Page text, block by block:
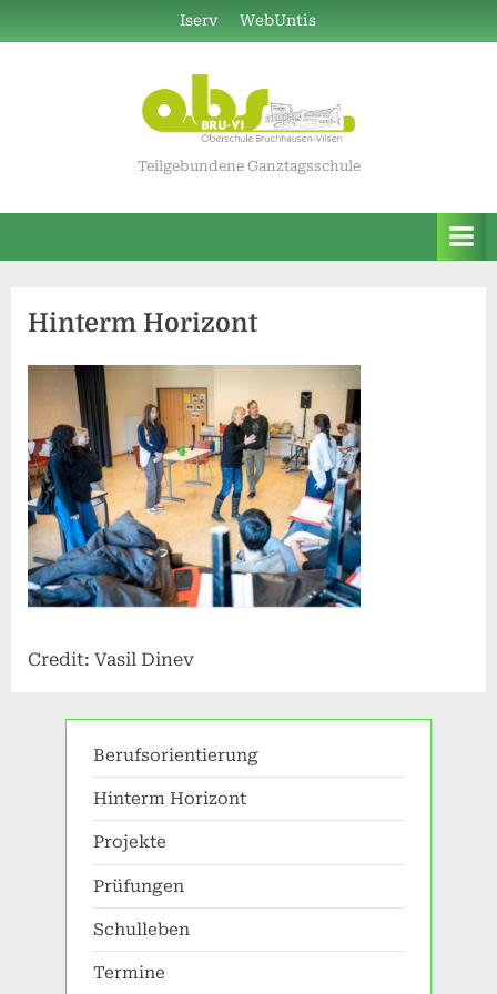
to
Iserv WebUntis
Teilgebundene Ganztagsschule
Hinterm Horizont
Credit: Vasil Dinev
Berufsorientierung
Hinterm Horizont
Projekte
Prüfungen
Schulleben
Termine